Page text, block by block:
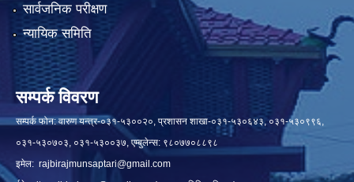
सार्वजनिक परीक्षण
न्यायिक समिति
सम्पर्क विवरण
सम्पर्क फोन: वारुण यन्त्र-०३१-५३००२०, प्रशासन शाखा-०३१-५३०६४३, ०३१-५३०९९६,
०३१-५३०७०३, ०३१-५३००३७, एम्बुलेन्स: ९८०७७०८८९८
इमेल: rajbirajmunsaptari@gmail.com